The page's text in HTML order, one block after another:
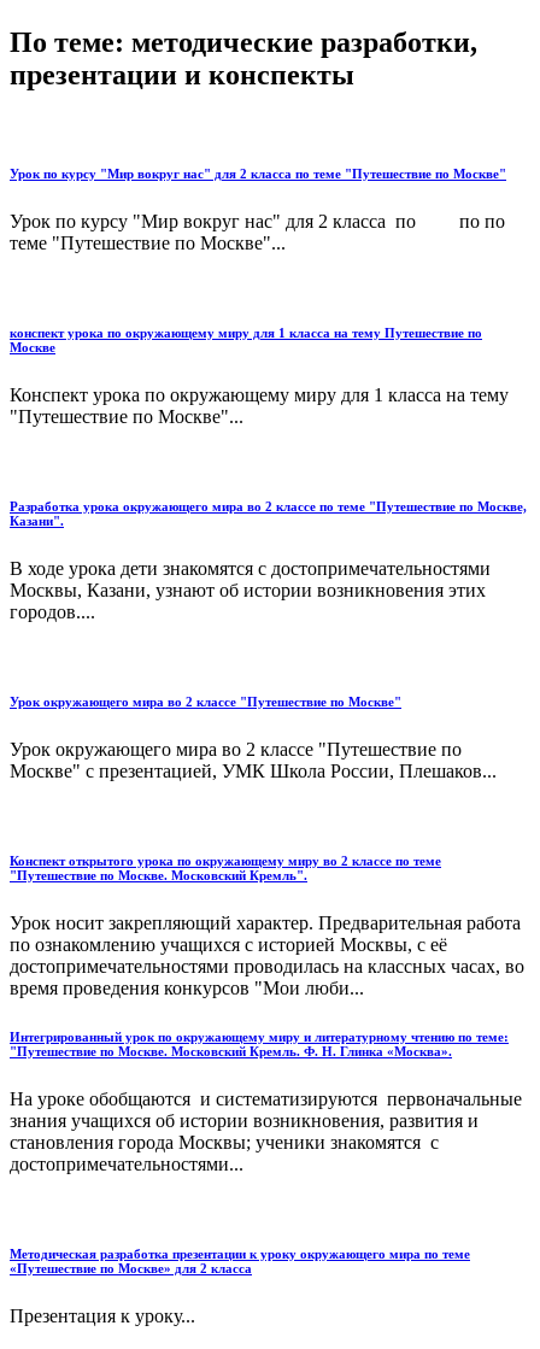
По теме: методические разработки,
презентации и конспекты
Урок по курсу "Мир вокруг нас" для 2 класса по теме "Путешествие по Москве"
Урок по курсу "Мир вокруг нас" для 2 класса по по по
теме "Путешествие по Москве"...
конспект урока по окружающему миру для 1 класса на тему Путешествие по
Москве
Конспект урока по окружающему миру для 1 класса на тему
"Путешествие по Москве"...
Разработка урока окружающего мира во 2 классе по теме "Путешествие по Москве,
Казани".
В ходе урока дети знакомятся с достопримечательностями
Москвы, Казани, узнают об истории возникновения этих
городов....
Урок окружающего мира во 2 классе "Путешествие по Москве"
Урок окружающего мира во 2 классе "Путешествие по
Москве" с презентацией, УМК Школа России, Плешаков...
Конспект открытого урока по окружающему миру во 2 классе по теме
"Путешествие по Москве. Московский Кремль".
Урок носит закрепляющий характер. Предварительная работа
по ознакомлению учащихся с историей Москвы, с её
достопримечательностями проводилась на классных часах, во
время проведения конкурсов "Мои люби...
Интегрированный урок по окружающему миру и литературному чтению по теме:
"Путешествие по Москве. Московский Кремль. Ф. Н. Глинка «Москва».
На уроке обобщаются и систематизируются первоначальные
знания учащихся об истории возникновения, развития и
становления города Москвы; ученики знакомятся с
достопримечательностями...
Методическая разработка презентации к уроку окружающего мира по теме
«Путешествие по Москве» для 2 класса
Презентация к уроку...